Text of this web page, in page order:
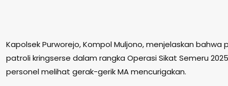
Kapolsek Purworejo, Kompol Muljono, menjelaskan
patroli kringserse dalam rangka Operasi Sikat Semeru
personel melihat gerak-gerik MA mencurigakan.